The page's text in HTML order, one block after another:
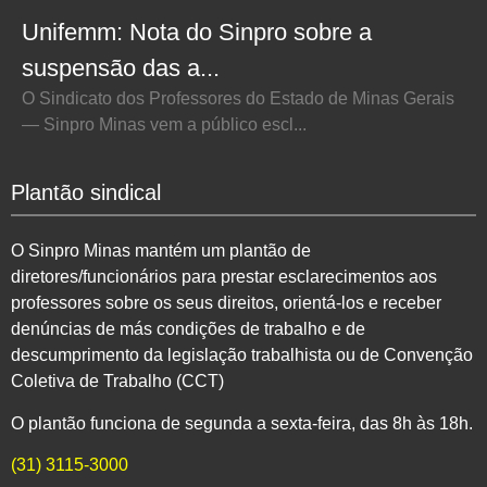
Unifemm: Nota do Sinpro sobre a
suspensão das a...
O Sindicato dos Professores do Estado de Minas Gerais
— Sinpro Minas vem a público escl...
Plantão sindical
O Sinpro Minas mantém um plantão de
diretores/funcionários para prestar esclarecimentos aos
professores sobre os seus direitos, orientá-los e receber
denúncias de más condições de trabalho e de
descumprimento da legislação trabalhista ou de Convenção
Coletiva de Trabalho (CCT)
O plantão funciona de segunda a sexta-feira, das 8h às 18h.
(31) 3115-3000